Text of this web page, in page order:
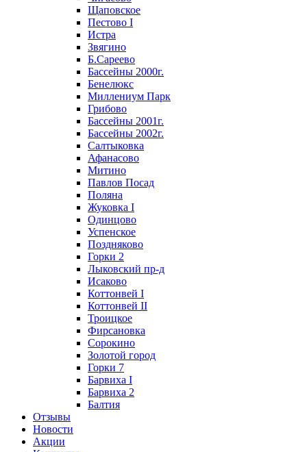
Щаповское
Пестово I
Истра
Звягино
Б.Сареево
Бассейны 2000г.
Бенелюкс
Миллениум Парк
Грибово
Бассейны 2001г.
Бассейны 2002г.
Салтыковка
Афанасово
Митино
Павлов Посад
Поляна
Жуковка I
Одинцово
Успенское
Поздняково
Горки 2
Лыковский пр-д
Исаково
Коттонвей I
Коттонвей II
Троицкое
Фирсановка
Сорокино
Золотой город
Горки 7
Барвиха I
Барвиха 2
Балтия
Отзывы
Новости
Акции